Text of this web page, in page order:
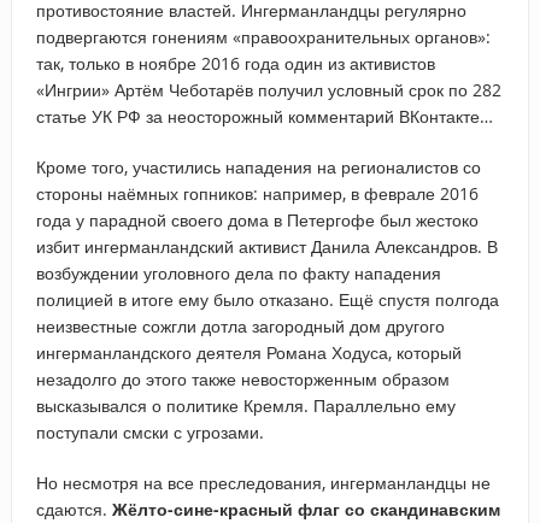
противостояние властей. Ингерманландцы регулярно
подвергаются гонениям «правоохранительных органов»:
так, только в ноябре 2016 года один из активистов
«Ингрии» Артём Чеботарёв получил условный срок по 282
статье УК РФ за неосторожный комментарий ВКонтакте…
Кроме того, участились нападения на регионалистов со
стороны наёмных гопников: например, в феврале 2016
года у парадной своего дома в Петергофе был жестоко
избит ингерманландский активист Данила Александров. В
возбуждении уголовного дела по факту нападения
полицией в итоге ему было отказано. Ещё спустя полгода
неизвестные сожгли дотла загородный дом другого
ингерманландского деятеля Романа Ходуса, который
незадолго до этого также невосторженным образом
высказывался о политике Кремля. Параллельно ему
поступали смски с угрозами.
Но несмотря на все преследования, ингерманландцы не
сдаются. Жёлто-сине-красный флаг со скандинавским